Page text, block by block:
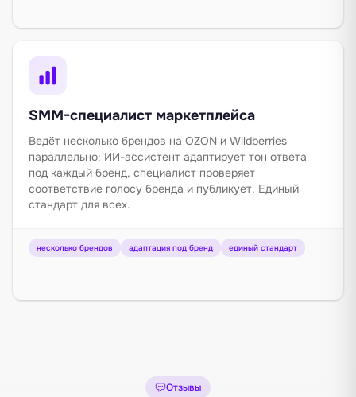
SMM-специалист маркетплейса
Ведёт несколько брендов на OZON и Wildberries
параллельно: ИИ-ассистент адаптирует тон ответа
под каждый бренд, специалист проверяет
соответствие голосу бренда и публикует. Единый
стандарт для всех.
несколько брендов адаптация под бренд единый стандарт
Отзывы